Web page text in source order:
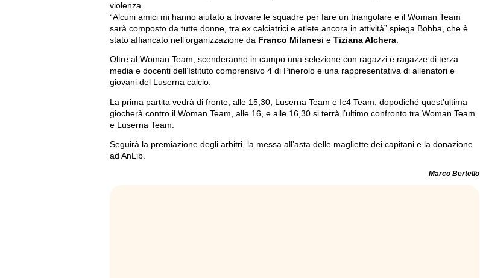
violenza.
“Alcuni amici mi hanno aiutato a trovare le squadre per fare un triangolare e il Woman Team
sarà composto da tutte donne, tra ex calciatrici e atlete ancora in attività” spiega Bobba, che è
stato affiancato nell’organizzazione da Franco Milanesi e Tiziana Alchera
Oltre al Woman Team, scenderanno in campo una selezione con ragazzi e ragazze di terza
media e docenti dell’Istituto comprensivo 4 di Pinerolo e una rappresentativa di allenatori e
giovani del Luserna calcio.
La prima partita vedrà di fronte, alle 15,30, Luserna Team e Ic4 Team, dopodiché quest’ultima
giocherà contro il Woman Team, alle 16, e alle 16,30 si terrà l’ultimo confronto tra Woman Team
e Luserna Team.
Seguirà la premiazione degli arbitri, la messa all’asta delle magliette dei capitani e la donazione
ad AnLib.
Marco Bertello